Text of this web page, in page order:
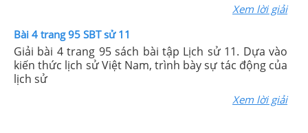
Xem lời giải
Bài 4 trang 95 SBT sử 11
Giải bài 4 trang 95 sách bài tập Lịch sử 11. Dựa vào
kiến thức lịch sử Việt Nam, trình bày sự tác động của
lịch sử
Xem lời giải